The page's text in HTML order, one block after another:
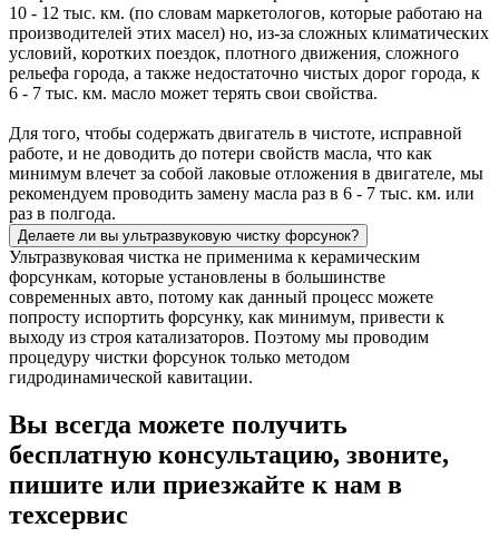
10 - 12 тыс. км. (по словам маркетологов, которые работаю на
производителей этих масел) но, из-за сложных климатических
условий, коротких поездок, плотного движения, сложного
рельефа города, а также недостаточно чистых дорог города, к
6 - 7 тыс. км. масло может терять свои свойства.
Для того, чтобы содержать двигатель в чистоте, исправной
работе, и не доводить до потери свойств масла, что как
минимум влечет за собой лаковые отложения в двигателе, мы
рекомендуем проводить замену масла раз в 6 - 7 тыс. км. или
раз в полгода.
Делаете ли вы ультразвуковую чистку форсунок?
Ультразвуковая чистка не применима к керамическим
форсункам, которые установлены в большинстве
современных авто, потому как данный процесс можете
попросту испортить форсунку, как минимум, привести к
выходу из строя катализаторов. Поэтому мы проводим
процедуру чистки форсунок только методом
гидродинамической кавитации.
Вы всегда можете получить
бесплатную консультацию, звоните,
пишите или приезжайте к нам в
техсервис